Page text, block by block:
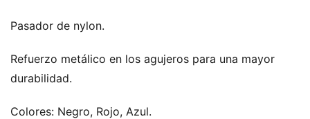
Pasador de nylon.
Refuerzo metálico en los agujeros para una mayor
durabilidad.
Colores: Negro, Rojo, Azul.